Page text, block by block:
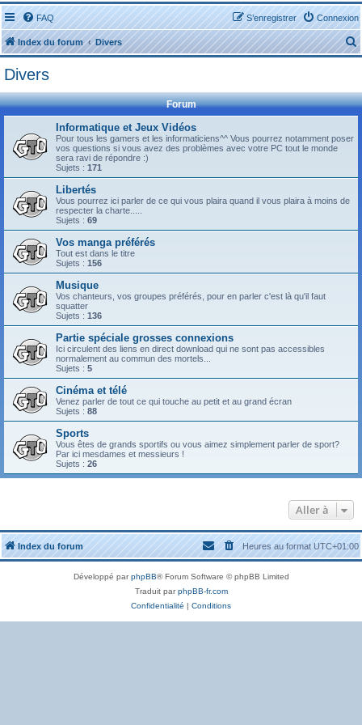
FAQ Connexion
S’enregistrer
Index du forum Divers
e
h
Divers
Forum
Informatique et Jeux Vidéos
Pour tous les gamers et les informaticiens^^ Vous pourrez notamment poser
vos questions si vous avez des problèmes avec votre PC tout le monde
sera ravi de répondre :)
Sujets : 171
Libertés
Vous pourrez ici parler de ce qui vous plaira quand il vous plaira à moins de
respecter la charte.....
Sujets : 69
Vos manga préférés
Tout est dans le titre
Sujets : 156
Musique
Vos chanteurs, vos groupes préférés, pour en parler c'est là qu'il faut
squatter
Sujets : 136
Partie spéciale grosses connexions
Ici circulent des liens en direct download qui ne sont pas accessibles
normalement au commun des mortels...
Sujets : 5
Cinéma et télé
Venez parler de tout ce qui touche au petit et au grand écran
Sujets : 88
Sports
Vous êtes de grands sportifs ou vous aimez simplement parler de sport?
Par ici mesdames et messieurs !
Sujets : 26
Aller à
Index du forum Heures au formatUTC+01:00
Développé parphpBB® Forum Software © phpBB Limited
Traduit parphpBB-fr.com
Confidentialité | Conditions